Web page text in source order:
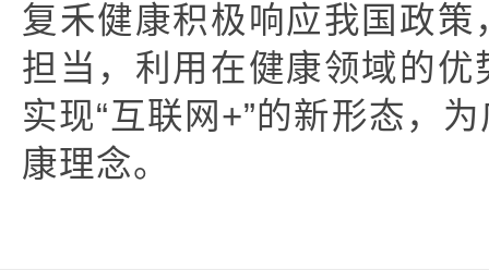
复禾健康积极响应我国政
担当，利用在健康领域的
实现“互联网+”的新形态，
康理念。